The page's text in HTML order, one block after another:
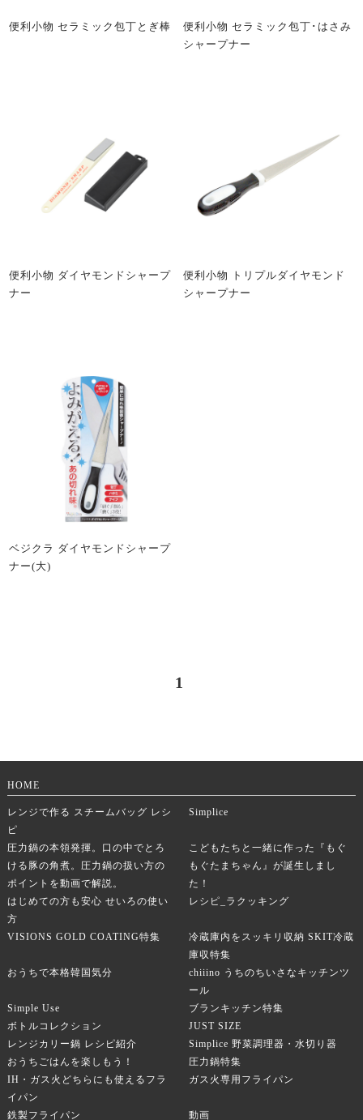
便利小物 セラミック包丁とぎ棒
便利小物 セラミック包丁･はさみ
シャープナー
便利小物 ダイヤモンドシャープ
ナー
便利小物 トリプルダイヤモンド
シャープナー
ベジクラ ダイヤモンドシャープ
ナー(大)
1
HOME
レンジで作る スチームバッグ レシ
ピ
Simplice
圧力鍋の本領発揮。口の中でとろ
ける豚の角煮。圧力鍋の扱い方の
ポイントを動画で解説。
こどもたちと一緒に作った『もぐ
もぐたまちゃん』が誕生しまし
た！
はじめての方も安心 せいろの使い
方
レシピ_ラクッキング
VISIONS GOLD COATING特集
冷蔵庫内をスッキリ収納 SKIT冷蔵
庫収特集
おうちで本格韓国気分
chiiino うちのちいさなキッチンツ
ール
Simple Use
ブランキッチン特集
ボトルコレクション
JUST SIZE
レンジカリー鍋 レシピ紹介
Simplice 野菜調理器・水切り器
おうちごはんを楽しもう！
圧力鍋特集
IH・ガス火どちらにも使えるフラ
イパン
ガス火専用フライパン
鉄製フライパン
動画